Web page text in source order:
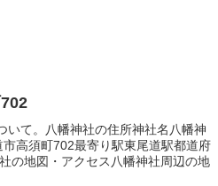
いて。八幡神社の住所神社名八幡神
高須町702最寄り駅東尾道駅都道府
の地図・アクセス八幡神社周辺の地